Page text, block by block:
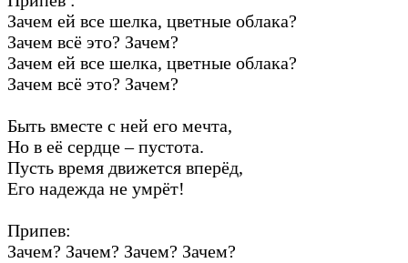
Зачем ей все шелка, цветные облака?
Зачем всё это? Зачем?
Зачем ей все шелка, цветные облака?
Зачем всё это? Зачем?
Быть вместе с ней его мечта,
Но в её сердце – пустота.
Пусть время движется вперёд,
Его надежда не умрёт!
Припев:
Зачем? Зачем? Зачем? Зачем?